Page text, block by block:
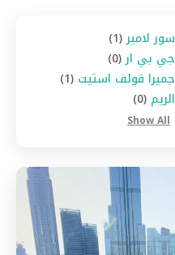
سور لامير(1)
جي بي ار(0)
جميرا قولف استيت (1)
الريم (0)
Show All